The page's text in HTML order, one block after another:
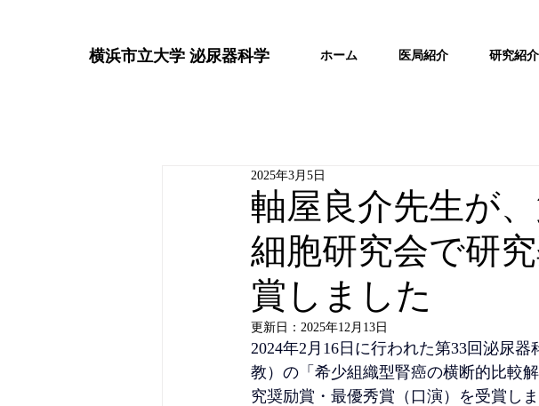
横浜市立大学 泌尿器科学 ホーム 医局紹介 研究紹介
軸屋良介先生が
細胞研究会で研
賞しました
2025年3月5日
更新日： 2025年12月13日
2024年2月16日に行われた第33回泌尿
教）の「希少組織型腎癌の横断的比較
究奨励賞・最優秀賞（口演）を受賞しま